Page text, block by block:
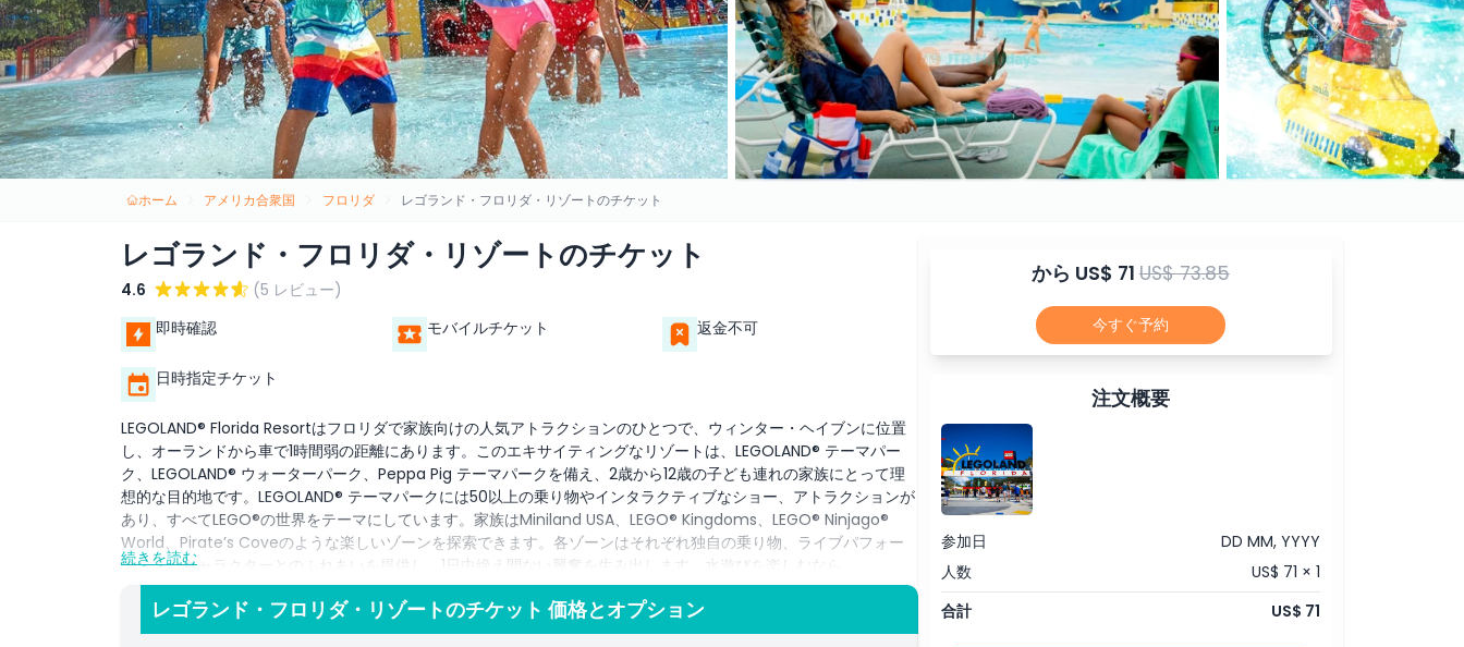
ホーム アメリカ合衆国 フロリダ レゴランド・フロリダ・リゾートのチケット
レゴランド・フロリダ・リゾートのチケット
4.6
(5 レビュー)
即時確認
モバイルチケット 返金不可
日時指定チケット
LEGOLAND® Florida Resortはフロリダで家族向けの人気アトラクションのひとつで、ウィンター・ヘイブンに位置
し、オーランドから車で1時間弱の距離にあります。このエキサイティングなリゾートは、LEGOLAND® テーマパー
ク、LEGOLAND® ウォーターパーク、Peppa Pig テーマパークを備え、2歳から12歳の子ども連れの家族にとって理
想的な目的地です。LEGOLAND® テーマパークには50以上の乗り物やインタラクティブなショー、アトラクションが
あり、すべてLEGO®の世界をテーマにしています。家族はMiniland USA、LEGO® Kingdoms、LEGO® Ninjago®
World、Pirate’s Coveのような楽しいゾーンを探索できます。各ゾーンはそれぞれ独自の乗り物、ライブパフォー
マンス、キャラクターとのふれあいを提供し、1日中絶え間ない興奮を生み出します。水遊びを楽しむなら
LEGOLAND® ウォーターパークが最適で、ウォータースライダー、流れるプール、スプラッシュエリア、波のプール
など、幼い子ども向けに設計された設備で涼むことができます。リゾートには人気の子ども向けテレビキャラクター
をテーマにしたPeppa Pig テーマパークもあり、穏やかな乗り物やアトラクションが幼児や未就学児に大好評です。
続きを読む
レゴランド・フロリダ・リゾートのチケット 価格とオプション
から US$ 71US$ 73.85
今すぐ予約
注文概要
参加日
DD MM, YYYY
人数
US$ 71 × 1
合計
US$ 71